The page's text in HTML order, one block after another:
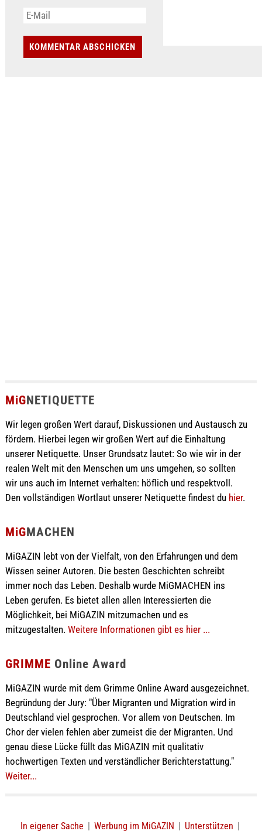
MiGNETIQUETTE
Wir legen großen Wert darauf, Diskussionen und Austausch zu
fördern. Hierbei legen wir großen Wert auf die Einhaltung
unserer Netiquette. Unser Grundsatz lautet: So wie wir in der
realen Welt mit den Menschen um uns umgehen, so sollten
wir uns auch im Internet verhalten: höflich und respektvoll.
Den vollständigen Wortlaut unserer Netiquette findest du hier.
MiGMACHEN
MiGAZIN lebt von der Vielfalt, von den Erfahrungen und dem
Wissen seiner Autoren. Die besten Geschichten schreibt
immer noch das Leben. Deshalb wurde MiGMACHEN ins
Leben gerufen. Es bietet allen allen Interessierten die
Möglichkeit, bei MiGAZIN mitzumachen und es
mitzugestalten. Weitere Informationen gibt es hier ...
GRIMME Online Award
MiGAZIN wurde mit dem Grimme Online Award ausgezeichnet.
Begründung der Jury: "Über Migranten und Migration wird in
Deutschland viel gesprochen. Vor allem von Deutschen. Im
Chor der vielen fehlen aber zumeist die der Migranten. Und
genau diese Lücke füllt das MiGAZIN mit qualitativ
hochwertigen Texten und verständlicher Berichterstattung."
Weiter...
In eigener Sache | Werbung im MiGAZIN | Unterstützen |